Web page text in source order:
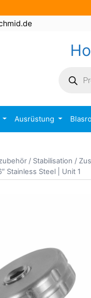
search
Ausrüstung
/ Stabilisation /
Stainless Steel | Unit 1